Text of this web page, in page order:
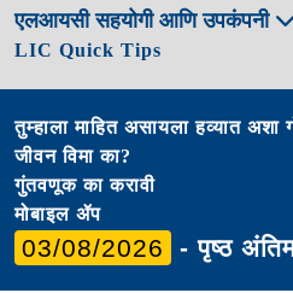
एलआयसी सहयोगी आणि उपकंपनी
LIC Quick Tips
तुम्हाला माहित असायला हव्यात अशा
जीवन विमा का?
गुंतवणूक का करावी
मोबाइल ॲप
03/08/2026 - पृष्ठ